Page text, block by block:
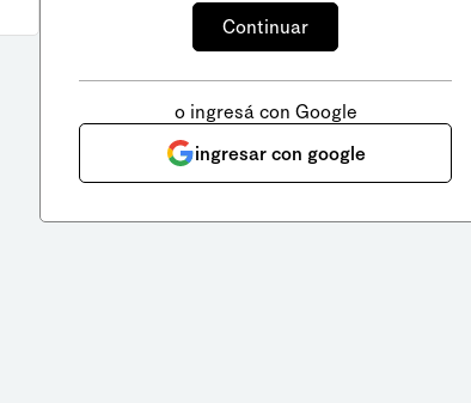
o ingresá con Google
ingresar con google